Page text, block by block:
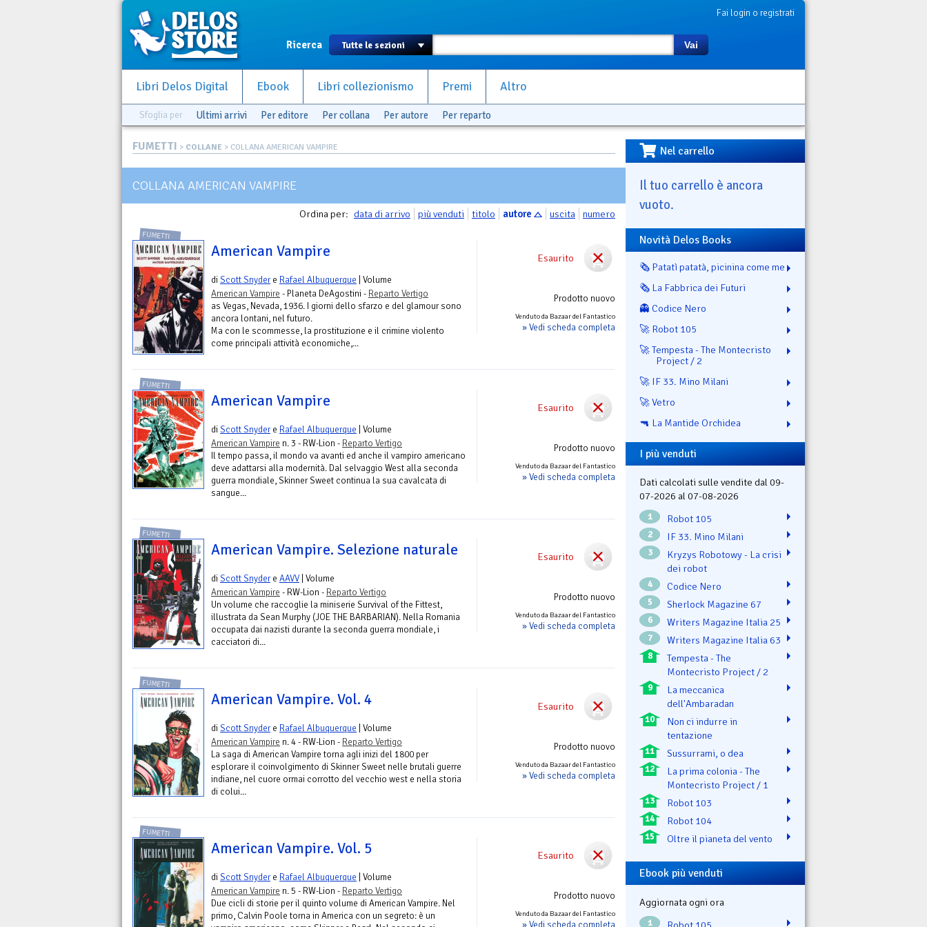
Fai login o registrati
Ricerca Vai
Libri Delos Digital Ebook Libri collezionismo Premi Altro
Sfoglia per Ultimi arrivi Per editore Per collana Per autore Per reparto
FUMETTI > COLLANE > COLLANA AMERICAN VAMPIRE
COLLANA AMERICAN VAMPIRE
Ordina per: data di arrivo più venduti titolo autore uscita numero
Esaurito
Prodotto nuovo
Venduto da Bazaar del Fantastico
» Vedi scheda completa
FUMETTI
American Vampire
diScott Snydere Rafael Albuquerque | Volume
American Vampire - Planeta DeAgostini - Reparto Vertigo
as Vegas, Nevada, 1936. I giorni dello sfarzo e del glamour sono
ancora lontani, nel futuro.
Ma con le scommesse, la prostituzione e il crimine violento
come principali attività economiche,...
Esaurito
Prodotto nuovo
Venduto da Bazaar del Fantastico
» Vedi scheda completa
FUMETTI
American Vampire
diScott Snydere Rafael Albuquerque | Volume
American Vampire n. 3 - RW-Lion - Reparto Vertigo
Il tempo passa, il mondo va avanti ed anche il vampiro americano
deve adattarsi alla modernità. Dal selvaggio West alla seconda
guerra mondiale, Skinner Sweet continua la sua cavalcata di
sangue...
Esaurito
Prodotto nuovo
Venduto da Bazaar del Fantastico
» Vedi scheda completa
FUMETTI
American Vampire. Selezione naturale
diScott Snydere AAVV | Volume
American Vampire - RW-Lion - Reparto Vertigo
Un volume che raccoglie la miniserie Survival of the Fittest,
illustrata da Sean Murphy (JOE THE BARBARIAN). Nella Romania
occupata dai nazisti durante la seconda guerra mondiale, i
cacciatori di...
Esaurito
Prodotto nuovo
Venduto da Bazaar del Fantastico
» Vedi scheda completa
FUMETTI
American Vampire. Vol. 4
diScott Snydere Rafael Albuquerque | Volume
American Vampire n. 4 - RW-Lion - Reparto Vertigo
La saga di American Vampire torna agli inizi del 1800 per
esplorare il coinvolgimento di Skinner Sweet nelle brutali guerre
indiane, nel cuore ormai corrotto del vecchio west e nella storia
di colui...
Esaurito
Prodotto nuovo
Venduto da Bazaar del Fantastico
» Vedi scheda completa
FUMETTI
American Vampire. Vol. 5
diScott Snydere Rafael Albuquerque | Volume
American Vampire n. 5 - RW-Lion - Reparto Vertigo
Due cicli di storie per il quinto volume di American Vampire. Nel
primo, Calvin Poole torna in America con un segreto: è un
Nel carrello
Il tuo carrello è ancora
vuoto.
Novità Delos Books
🗞️ Patatì patatà, picinina come me
🗞️ La Fabbrica dei Futuri
👻 Codice Nero
🚀 Robot 105
🚀 Tempesta - The Montecristo
Project / 2
🚀 IF 33. Mino Milani
🚀 Vetro
🔫 La Mantide Orchidea
I più venduti
Dati calcolati sulle vendite dal 09-
07-2026 al 07-08-2026
1 Robot 105
2 IF 33. Mino Milani
3
Kryzys Robotowy - La crisi
dei robot
4 Codice Nero
5 Sherlock Magazine 67
6 Writers Magazine Italia 25
7 Writers Magazine Italia 63
8
Tempesta - The
Montecristo Project / 2
9
La meccanica
dell'Ambaradan
10
Non ci indurre in
tentazione
11 Sussurrami, o dea
12
La prima colonia - The
Montecristo Project / 1
13 Robot 103
14 Robot 104
15 Oltre il pianeta del vento
Ebook più venduti
Aggiornata ogni ora
1